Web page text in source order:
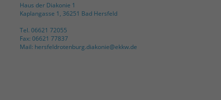
Haus der Diakonie 1
Kaplangasse 1, 36251 Bad Hersfeld
Tel. 06621 72055
Fax: 06621 77837
Mail: hersfeldrotenburg.diakonie@ekkw.de